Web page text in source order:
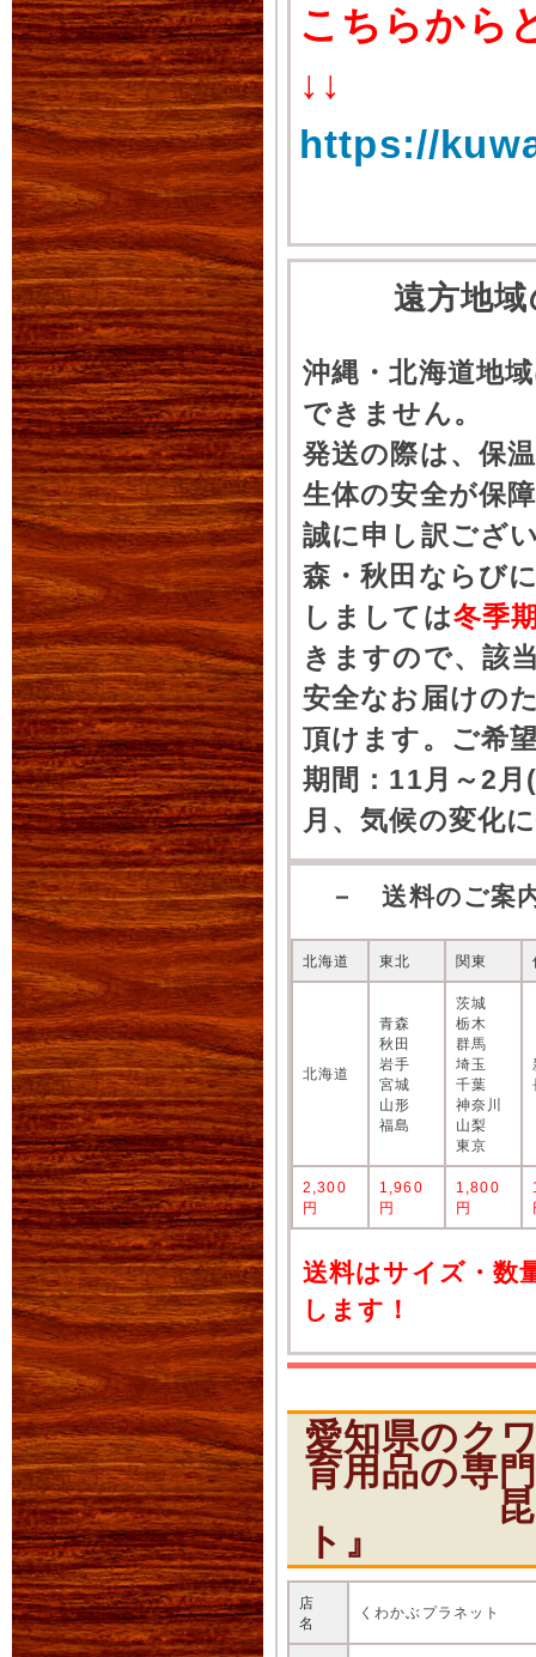
こちらから
↓↓
https://
遠方地
沖縄・北海道地
できません。
発送の際は、保
生体の安全が保
誠に申し訳ござ
森・秋田ならび
しましては冬季
きますので、該
安全なお届けの
頂けます。ご希
期間：11月～2
月、気候の変化
－ 送料のご案
北海道 東北 関東
北海道
青森
秋田
岩手
宮城
山形
福島
茨城
栃木
群馬
埼玉
千葉
神奈川
山梨
東京
2,300
円
1,960
円
1,800
円
送料はサイズ・数
します！
愛知県のク
育用品の専
昆虫シ
ト』
店
名
くわかぶプラネット